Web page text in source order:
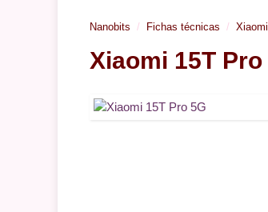
Nanobits Fichas técnicas Xiaomi
Xiaomi 15T Pro